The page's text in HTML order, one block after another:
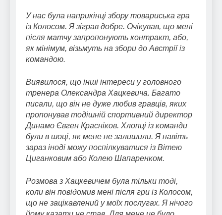
У нас була наприкінці збору товариська гра
із Колосом. Я зіграв добре. Очікував, що мені
після матчу запропонують контракт, або,
як мінімум, візьмуть на збори до Австрії із
командою.
Виявилося, що інші інтереси у головного
тренера Олександра Хацкевича. Багато
писали, що він не дуже любив гравців, яких
пропонував тодішній спортивний директор
Динамо Євген Красніков. Хлопці із команди
були в шоці, як мене не залишили. Я навіть
зараз іноді можу поспілкуватися із Вітею
Циганковим або Колею Шапаренком.
Розмова з Хацкевичем була тільки тоді,
коли він повідомив мені після гри із Колосом,
що не зацікавлений у моїх послугах. Я нічого